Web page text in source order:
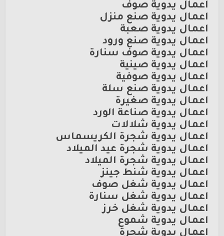
اعمال يدوية صوف
اعمال يدوية صنع منزل
اعمال يدوية صعبة
اعمال يدوية صنع ورود
اعمال يدوية صوف سنارة
اعمال يدوية صينية
اعمال يدوية صوفية
اعمال يدوية صنع سلة
اعمال يدوية صغيرة
اعمال يدوية صناعة الورد
اعمال يدوية شلالات
اعمال يدوية شجرة الكريسماس
اعمال يدوية شجرة عيد الميلاد
اعمال يدوية شجرة الميلاد
اعمال يدوية شنط جينز
اعمال يدوية شغل صوف
اعمال يدوية شغل سنارة
اعمال يدوية شغل خرز
اعمال يدوية شموع
اعمال يدوية شجرة